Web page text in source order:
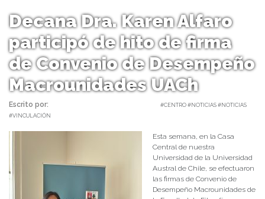
Decana Dra. Karen Alfaro
participó de hito de firma
de Convenio de Desempeño
Macrounidades UACh
Escrito por:
#CENTRO #NOTICIAS #NOTICIAS
#VINCULACIÓN
Esta semana, en la Casa
Central de nuestra
Universidad de la Universidad
Austral de Chile, se efectuaron
las firmas de Convenio de
Desempeño Macrounidades de